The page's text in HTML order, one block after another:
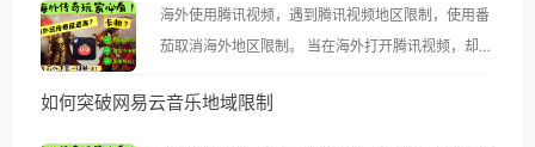
海外使用腾讯视频，遇到腾讯视频地区限制，使用番
茄取消海外地区限制。 当在海外打开腾讯视频，却突
示语。 海外用户如香港、澳门、台湾、美国、加拿
如何突破网易云音乐地域限制